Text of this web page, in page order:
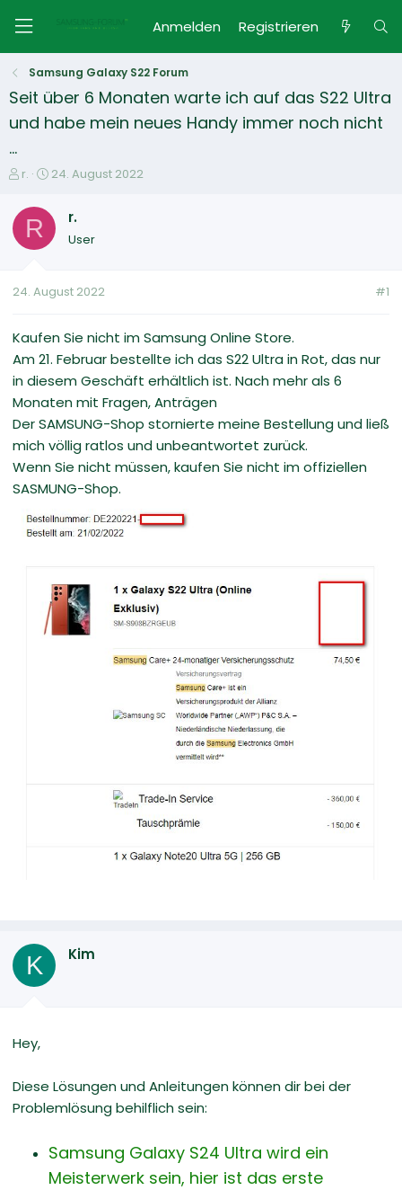
Anmelden Registrieren
Samsung Galaxy S22 Forum
Seit über 6 Monaten warte ich auf das S22 Ultra
und habe mein neues Handy immer noch nicht
...
E
s
e
e
r.
E
e
t
m
24. August 2022
R r.
User
24. August 2022 #1
Kaufen Sie nicht im Samsung Online Store.
Am 21. Februar bestellte ich das S22 Ultra in Rot, das nur
in diesem Geschäft erhältlich ist. Nach mehr als 6
Monaten mit Fragen, Anträgen
Der SAMSUNG-Shop stornierte meine Bestellung und ließ
mich völlig ratlos und unbeantwortet zurück.
Wenn Sie nicht müssen, kaufen Sie nicht im offiziellen
SASMUNG-Shop.
K Kim
Hey,
Diese Lösungen und Anleitungen können dir bei der
Problemlösung behilflich sein:
Samsung Galaxy S24 Ultra wird ein
Meisterwerk sein, hier ist das erste